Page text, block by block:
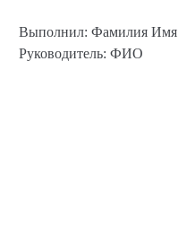
Выполнил: Фамилия Имя
Руководитель: ФИО